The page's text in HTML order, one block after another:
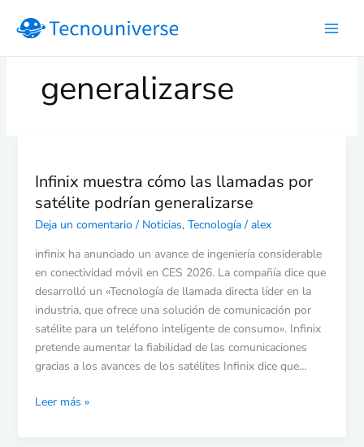
generalizarse
Infinix muestra cómo las llamadas por
satélite podrían generalizarse
Deja un comentario / Noticias, Tecnología/ alex
infinix ha anunciado un avance de ingeniería considerable
en conectividad móvil en CES 2026. La compañía dice que
desarrolló un «Tecnología de llamada directa líder en la
industria, que ofrece una solución de comunicación por
satélite para un teléfono inteligente de consumo». Infinix
pretende aumentar la fiabilidad de las comunicaciones
gracias a los avances de los satélites Infinix dice que…
cómo
las
llamadas
satélite
podrían
generalizarse
Leer más »